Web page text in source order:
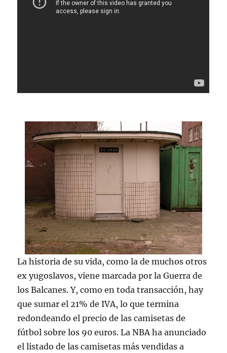
La historia de su vida, como la de muchos otros
ex yugoslavos, viene marcada por la Guerra de
los Balcanes. Y, como en toda transacción, hay
que sumar el 21% de IVA, lo que termina
redondeando el precio de las camisetas de
fútbol sobre los 90 euros. La NBA ha anunciado
el listado de las camisetas más vendidas a